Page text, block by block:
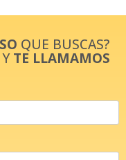
QUE BUSCAS?
TE LLAMAMOS